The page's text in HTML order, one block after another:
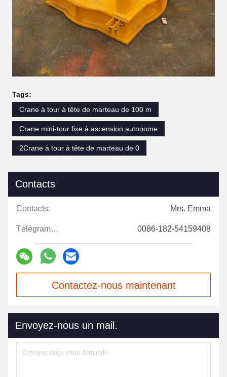
Tags:
Crane à tour à tête de marteau de 100 m
Crane mini-tour fixe à ascension autonome
2Crane à tour à tête de marteau de 0
Contacts
Contacts: Mrs. Emma
Télégramme: 0086-182-54159408
Contactez-nous maintenant
Envoyez-nous un mail.